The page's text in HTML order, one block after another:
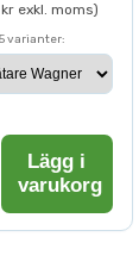
exkl. moms)
varianter:
Lägg i
varukorg